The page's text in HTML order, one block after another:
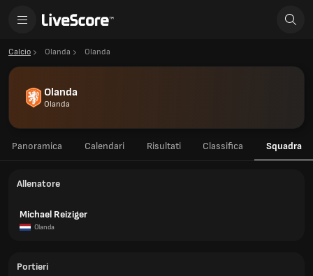
Calcio Olanda Olanda
Olanda
Olanda
Panoramica Calendari Risultati Classifica Squadra
Allenatore
Michael Reiziger
Olanda
Portieri